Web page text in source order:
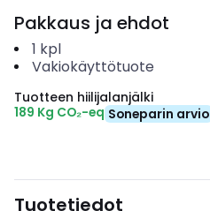
Pakkaus ja ehdot
1 kpl
Vakiokäyttötuote
Tuotteen hiilijalanjälki
189 Kg CO₂-eq Soneparin arvio
Tuotetiedot